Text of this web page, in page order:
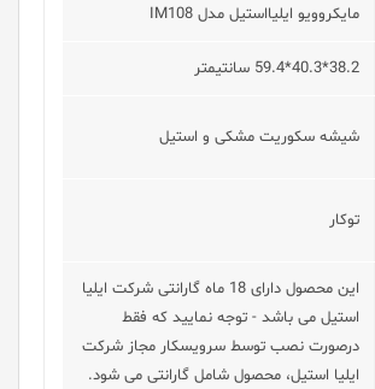
مایکروویو ایلیااستیل مدل IM108
38.2*40.3*59.4 سانتیمتر
شیشه سکوریت مشکی و استیل
توکار
این محصول دارای 18 ماه گارانتی شرکت ایلیا
استیل می باشد - توجه نمایید که فقط
درصورت نصب توسط سرویسکار مجاز شرکت
ایلیا استیل، محصول شامل گارانتی می شود.